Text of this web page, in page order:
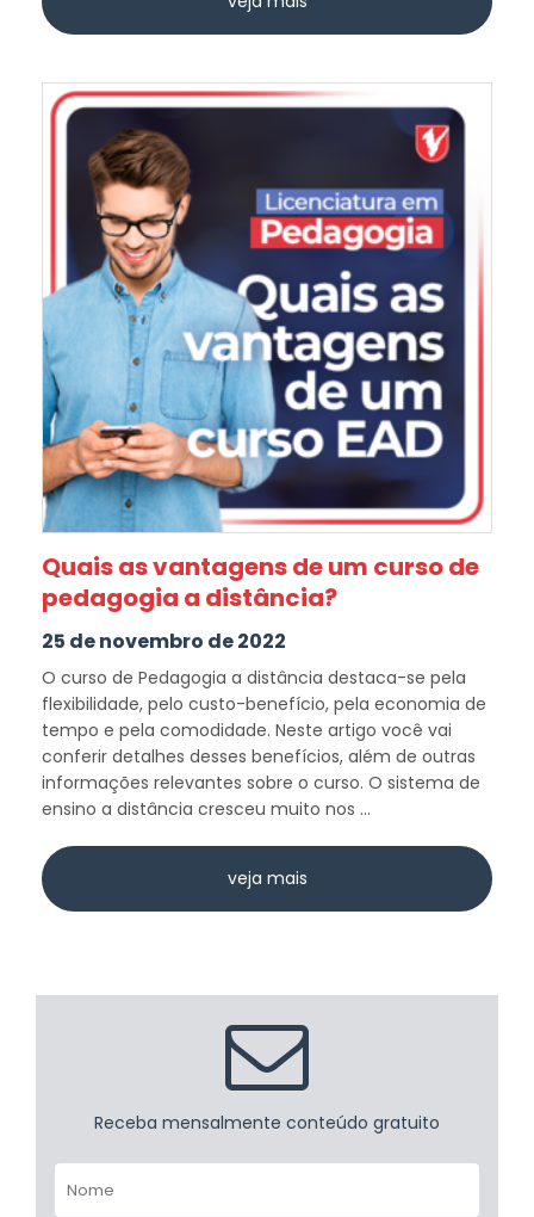
Quais as vantagens de um curso de
pedagogia a distância?
25 de novembro de 2022
O curso de Pedagogia a distância destaca-se pela
flexibilidade, pelo custo-benefício, pela economia de
tempo e pela comodidade. Neste artigo você vai
conferir detalhes desses benefícios, além de outras
informações relevantes sobre o curso. O sistema de
ensino a distância cresceu muito nos ...
veja mais
Receba mensalmente conteúdo gratuito